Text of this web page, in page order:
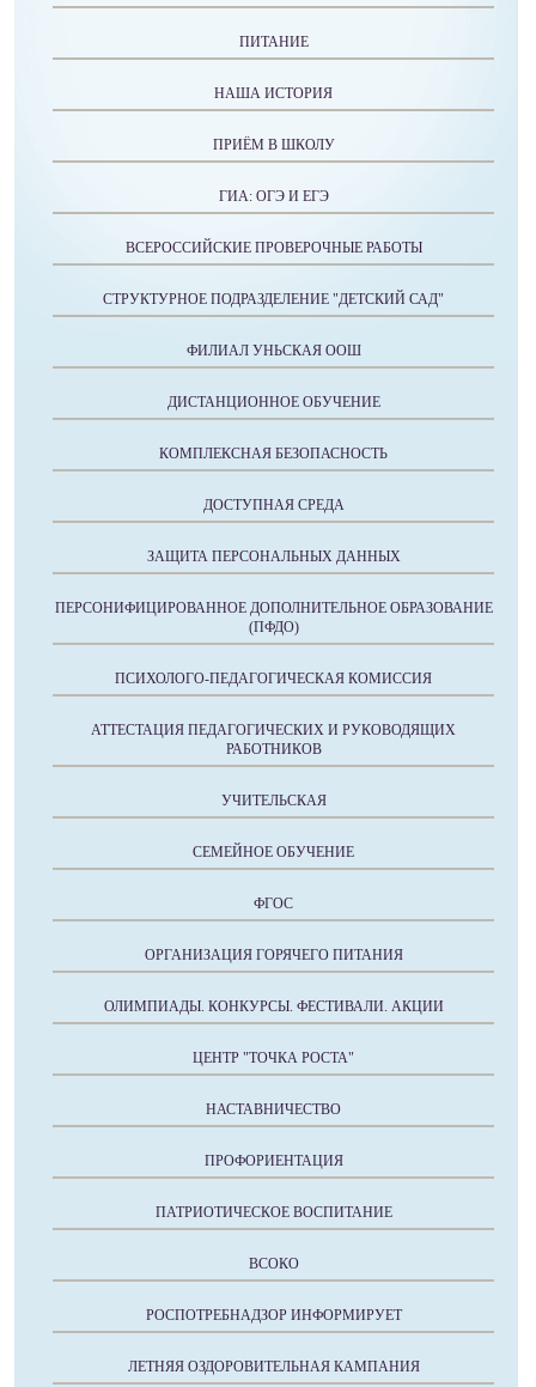
ПИТАНИЕ
НАША ИСТОРИЯ
ПРИЁМ В ШКОЛУ
ГИА: ОГЭ И ЕГЭ
ВСЕРОССИЙСКИЕ ПРОВЕРОЧНЫЕ РАБОТЫ
СТРУКТУРНОЕ ПОДРАЗДЕЛЕНИЕ "ДЕТСКИЙ САД"
ФИЛИАЛ УНЬСКАЯ ООШ
ДИСТАНЦИОННОЕ ОБУЧЕНИЕ
КОМПЛЕКСНАЯ БЕЗОПАСНОСТЬ
ДОСТУПНАЯ СРЕДА
ЗАЩИТА ПЕРСОНАЛЬНЫХ ДАННЫХ
ПЕРСОНИФИЦИРОВАННОЕ ДОПОЛНИТЕЛЬНОЕ ОБРАЗОВАНИЕ
(ПФДО)
ПСИХОЛОГО-ПЕДАГОГИЧЕСКАЯ КОМИССИЯ
АТТЕСТАЦИЯ ПЕДАГОГИЧЕСКИХ И РУКОВОДЯЩИХ
РАБОТНИКОВ
УЧИТЕЛЬСКАЯ
СЕМЕЙНОЕ ОБУЧЕНИЕ
ФГОС
ОРГАНИЗАЦИЯ ГОРЯЧЕГО ПИТАНИЯ
ОЛИМПИАДЫ. КОНКУРСЫ. ФЕСТИВАЛИ. АКЦИИ
ЦЕНТР "ТОЧКА РОСТА"
НАСТАВНИЧЕСТВО
ПРОФОРИЕНТАЦИЯ
ПАТРИОТИЧЕСКОЕ ВОСПИТАНИЕ
ВСОКО
РОСПОТРЕБНАДЗОР ИНФОРМИРУЕТ
ЛЕТНЯЯ ОЗДОРОВИТЕЛЬНАЯ КАМПАНИЯ